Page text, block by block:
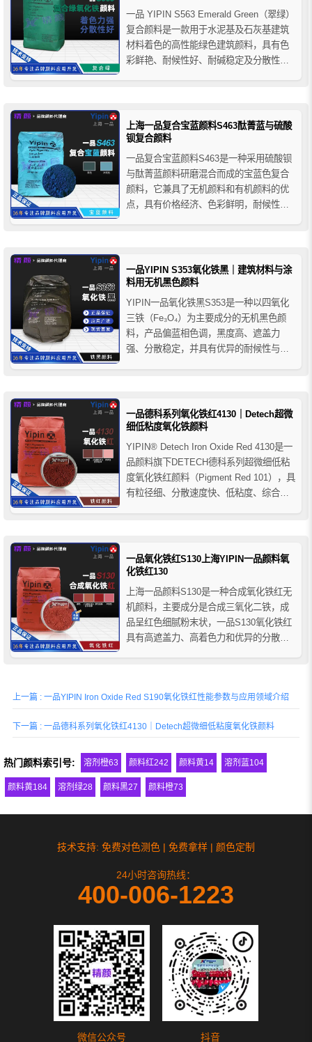
一品 YIPIN S563 Emerald Green（翠绿）
复合颜料是一款用于水泥基及石灰基建筑
材料着色的高性能绿色建筑颜料，具有色
彩鲜艳、耐候性好、耐碱稳定及分散性优
提供稳定自然的绿色着色效果。
上海一品复合宝蓝颜料S463酞菁蓝与硫酸
钡复合颜料
一品复合宝蓝颜料S463是一种采用硫酸钡
与酞菁蓝颜料研磨混合而成的宝蓝色复合
颜料，它兼具了无机颜料和有机颜料的优
点，具有价格经济、色彩鲜明，耐候性好
固剂、彩色喷涂砂浆、彩色嵌缝剂等。
一品YIPIN S353氧化铁黑｜建筑材料与涂
料用无机黑色颜料
YIPIN一品氧化铁黑S353是一种以四氧化
三铁（Fe₃O₄）为主要成分的无机黑色颜
料，产品偏蓝相色调，黑度高、遮盖力
强、分散稳定，并具有优异的耐候性与耐
域。
一品德科系列氧化铁红4130｜Detech超微
细低粘度氧化铁颜料
YIPIN® Detech Iron Oxide Red 4130是一
品颜料旗下DETECH德科系列超微细低粘
度氧化铁红颜料（Pigment Red 101），具
有粒径细、分散速度快、低粘度、综合色
能与施工流变性...
一品氧化铁红S130上海YIPIN一品颜料氧
化铁红130
上海一品颜料S130是一种合成氧化铁红无
机颜料，主要成分是合成三氧化二铁，成
品呈红色细腻粉末状，一品S130氧化铁红
具有高遮盖力、高着色力和优异的分散
上一篇 : 一品YIPIN Iron Oxide Red S190氧化铁红性能参数与应用领域介绍
下一篇 : 一品德科系列氧化铁红4130｜Detech超微细低粘度氧化铁颜料
热门颜料索引号: 溶剂橙63 颜料红242 颜料黄14 溶剂蓝104
颜料黄184 溶剂绿28 颜料黑27 颜料橙73
技术支持: 免费对色测色 | 免费拿样 | 颜色定制
24小时咨询热线：
400-006-1223
微信公众号 抖音